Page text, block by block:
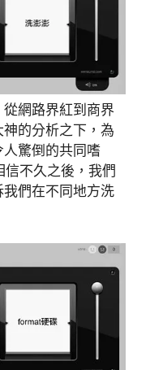
網路界紅到商界
的分析之下，為
驚倒的共同嗜
不久之後，我們
們在不同地方洗